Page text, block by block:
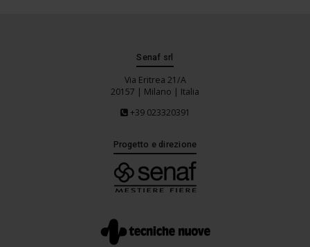
Senaf srl
Via Eritrea 21/A
20157 | Milano | Italia
+39 023320391
Progetto e direzione